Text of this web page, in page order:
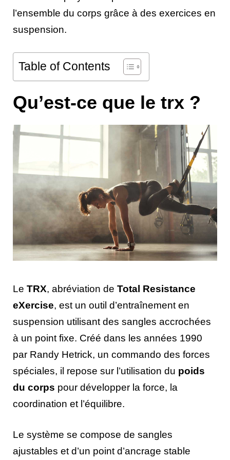
l’ensemble du corps grâce à des exercices en
suspension.
Table of Contents
Qu’est-ce que le trx ?
Le TRX, abréviation de Total Resistance
eXercise, est un outil d’entraînement en
suspension utilisant des sangles accrochées
à un point fixe. Créé dans les années 1990
par Randy Hetrick, un commando des forces
spéciales, il repose sur l’utilisation du poids
du corps pour développer la force, la
coordination et l’équilibre.
Le système se compose de sangles
ajustables et d’un point d’ancrage stable